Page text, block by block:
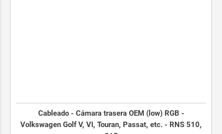
Cableado - Cámara trasera OEM (low) RGB -
Volkswagen Golf V, VI, Touran, Passat, etc. - RNS 510,